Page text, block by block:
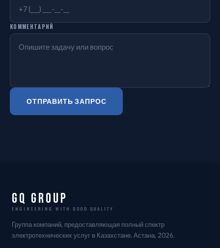
КОММЕНТАРИЙ
ОТПРАВИТЬ ЗАПРОС
GQ Group
ENGINEERING WITH GOOD QUALITY
Группа компаний, предоставляющая полный спектр
электротехнических услуг в Казахстане. Астана, 2026.